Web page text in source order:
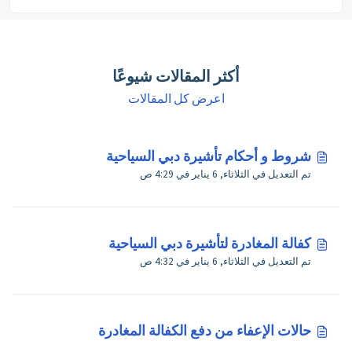
أكثر المقالات شيوعًا
اعرض كل المقالات
شروط و أحكام تأشيرة دبي السياحية
تم التعديل في الثلاثاء, 6 يناير في 4:29 ص
كفالة المغادرة لتأشيرة دبي السياحية
تم التعديل في الثلاثاء, 6 يناير في 4:32 ص
حالات الإعفاء من دفع الكفالة المغادرة